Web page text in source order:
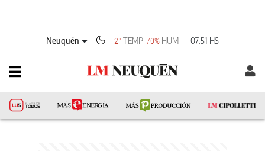
Neuquén 2°TEMP 70% HUM 07:51 HS